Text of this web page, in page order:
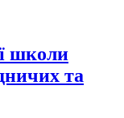
школи
та